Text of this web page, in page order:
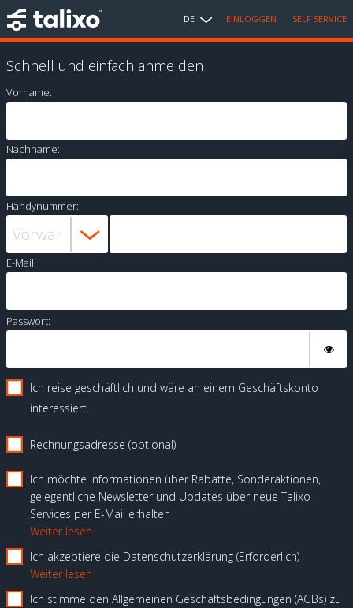
DE EINLOGGEN SELF SERVICE
Schnell und einfach anmelden
Vorname:
Nachname:
Handynummer:
E-Mail:
Passwort:
Ich reise geschäftlich und wäre an einem Geschäftskonto
interessiert.
Rechnungsadresse (optional)
Ich möchte Informationen über Rabatte, Sonderaktionen,
gelegentliche Newsletter und Updates über neue Talixo-
Services per E-Mail erhalten
Weiter lesen
Ich akzeptiere die Datenschutzerklärung Erforderlich
Weiter lesen
Ich stimme den Allgemeinen Geschäftsbedingungen (AGBs) zu